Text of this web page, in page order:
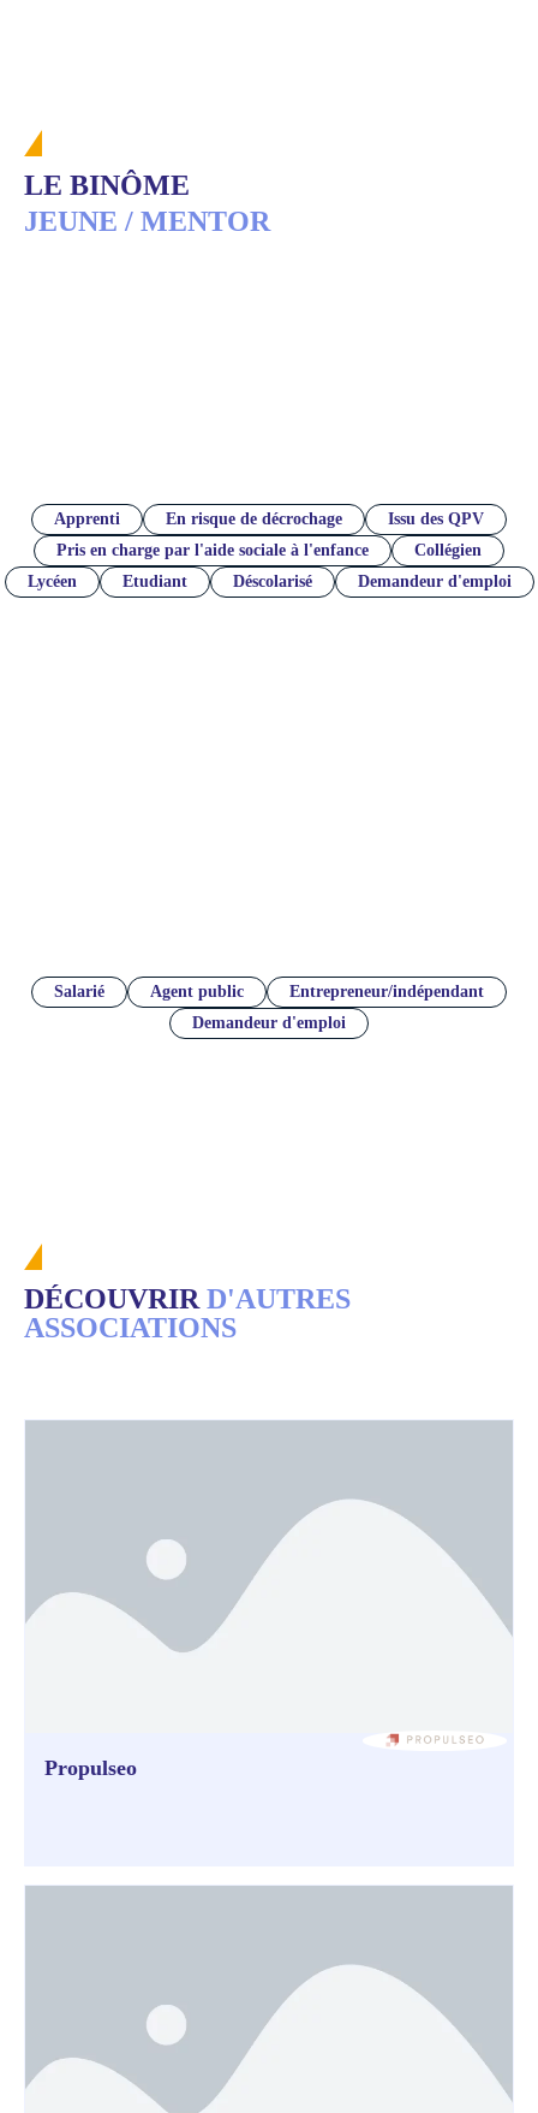
LE BINÔME
JEUNE / MENTOR
Apprenti En risque de décrochage
Issu des QPV
Pris en charge par l'aide sociale à l'enfance
Collégien
Lycéen
Etudiant Déscolarisé Demandeur d'emploi
Salarié Agent public
Entrepreneur/indépendant
Demandeur d'emploi
DÉCOUVRIRD'AUTRES
ASSOCIATIONS
Propulseo